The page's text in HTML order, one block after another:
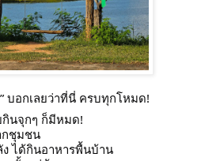
บอกเลยว่าที่นี่ ครบทุกโหมด!
กินจุกๆ ก็มีหมด!
กชุมชน
ง ได้กินอาหารพื้นบ้าน